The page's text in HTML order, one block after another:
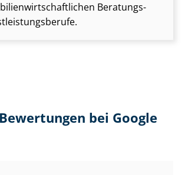
Beratungs-
bei Google